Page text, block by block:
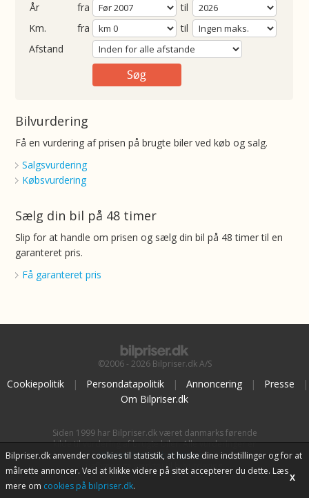
fra
til
fra
til
Afstand
Bilvurdering
Få en vurdering af prisen på brugte biler ved køb og salg.
Salgsvurdering
Købsvurdering
Sælg din bil på 48 timer
Slip for at handle om prisen og sælg din bil på 48 timer til en
garanteret pris.
Få garanteret pris
©2006 - 2026 Bilpriser.dk A/S
Cookiepolitik | Persondatapolitik | Annoncering | Presse
|
Om Bilpriser.dk
Siden 1999 har Bilpriser.dk været danmarks førende
kilde til vurdering af brugte biler. Alle vurderinger er
baseret påBilpriserPro Prisberegning , bilbranchens
uafhængige værktøj til bilvurdering.
Bilpriser.dk anvender cookies til statistik, at huske dine indstillinger og for at
målrette annoncer. Ved at klikke videre på sitet accepterer du dette. Læs
mere om cookies på bilpriser.dk.
X